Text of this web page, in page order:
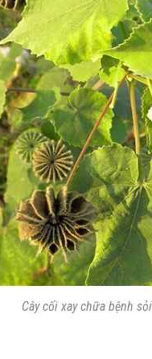
Cây cối xay chữa bệnh